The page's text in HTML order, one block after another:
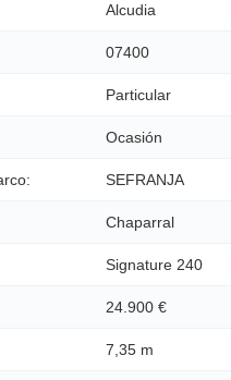
Alcudia
07400
Particular
Ocasión
SEFRANJA
Chaparral
Signature 240
24.900 €
7,35 m